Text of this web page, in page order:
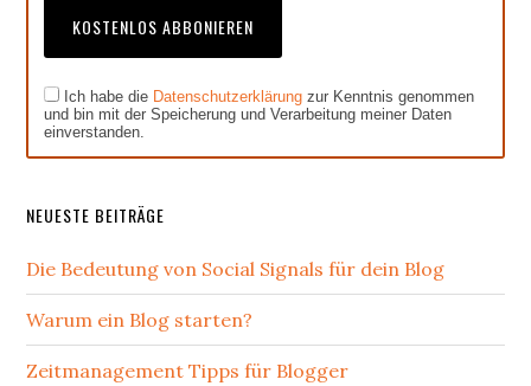
Ich habe die Datenschutzerklärung zur Kenntnis genommen
und bin mit der Speicherung und Verarbeitung meiner Daten
einverstanden.
NEUESTE BEITRÄGE
Die Bedeutung von Social Signals für dein Blog
Warum ein Blog starten?
Zeitmanagement Tipps für Blogger